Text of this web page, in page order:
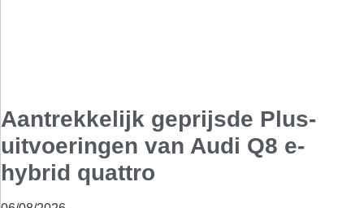
Aantrekkelijk geprijsde Plus-
uitvoeringen van Audi Q8 e-
hybrid quattro